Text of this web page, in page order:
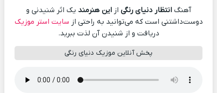
آهنگانتظار دنیای رنگی ازاین هنرمند یک اثر شنیدنی و
دوست‌داشتنی است که می‌توانید به راحتی از سایت استر موزیک
دریافت و از شنیدن آن لذت ببرید.
پخش آنلاین موزیک دنیای رنگی